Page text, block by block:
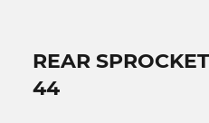
REAR
44